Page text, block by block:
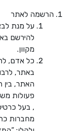
הרשמה לאתר
על מנת
להירשם
מקוון.
כל אדם,
באתר,
האתר, בין
פעולות
, בעל
מחברות